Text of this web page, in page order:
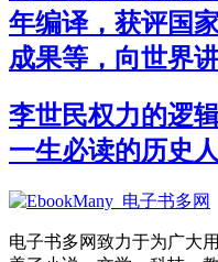
年编译，获评国
成果等，向世界
李世民权力的逻
一生必读的历史
电子书多网致力于为广大